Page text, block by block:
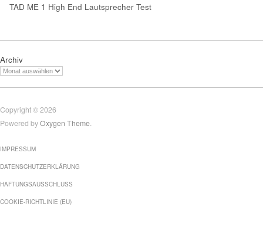
TAD ME 1 High End Lautsprecher Test
Archiv
Copyright © 2026
Powered byOxygen Theme.
IMPRESSUM
DATENSCHUTZERKLÄRUNG
HAFTUNGSAUSSCHLUSS
COOKIE-RICHTLINIE (EU)